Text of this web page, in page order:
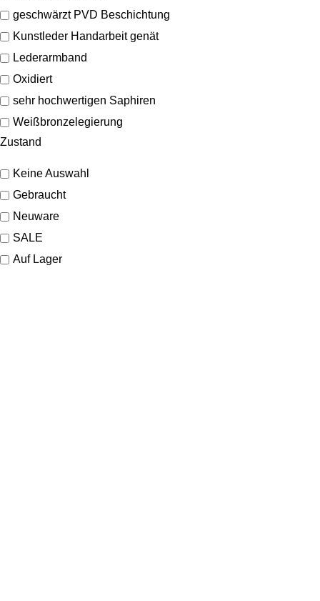
geschwärzt PVD Beschichtung
Kunstleder Handarbeit genät
Lederarmband
Oxidiert
sehr hochwertigen Saphiren
Weißbronzelegierung
Zustand
Keine Auswahl
Gebraucht
Neuware
SALE
Auf Lager